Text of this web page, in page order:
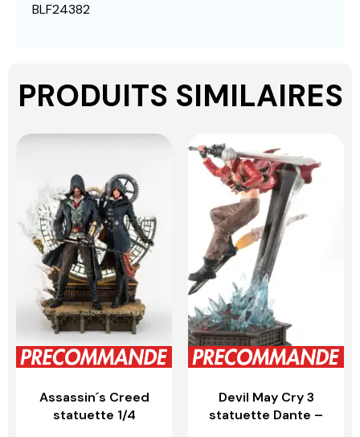
BLF24382
PRODUITS SIMILAIRES
Assassin´s Creed
statuette 1/4
Devil May Cry 3
statuette Dante –